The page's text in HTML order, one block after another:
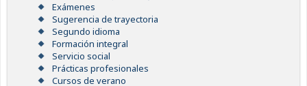
Exámenes
Sugerencia de trayectoria
Segundo idioma
Formación integral
Servicio social
Prácticas profesionales
Cursos de verano